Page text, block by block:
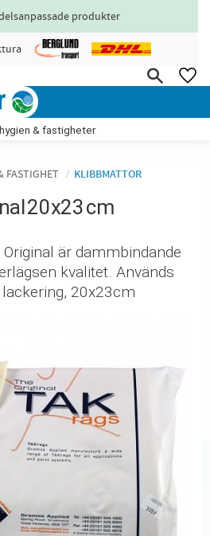
produkter
& fastigheter
FASTIGHET KLIBBMATTOR
20x23 cm
är dammbindande
kvalitet. Används
20x23cm